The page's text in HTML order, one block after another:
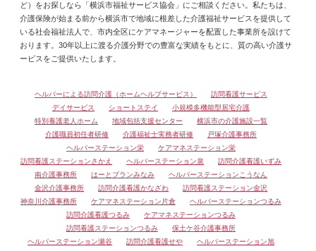
ど）をお探しなら「横浜市福祉サービス協会」にご相談ください。私たちは、
介護保険が始まる前から横浜市で地域に根差した介護福祉サービスを提供して
いる社会福祉法人で、市内全区にケアマネージャーを配置した事業所を設けて
おります。30年以上に渡る介護分野での豊富な実績をもとに、質の高い介護サ
ービスをご提供いたします。
ヘルパーによる訪問介護（ホームヘルプサービス）
訪問看護サービス
デイサービス
ショートステイ
小規模多機能型居宅介護
特別養護老人ホーム
地域包括支援センター
横浜市の介護施設一覧
介護職員初任者研修
介護福祉士実務者研修
戸塚介護事務所
ヘルパーステーション栄
ケアマネステーション栄
訪問看護ステーションさかえ
ヘルパーステーション泉
訪問介護看護いずみ
南介護事務所
はーとプランみなみ
ヘルパーステーションこうなん
金沢介護事務所
訪問介護看護かなざわ
訪問看護ステーション金沢
神奈川介護事務所
ケアマネステーション片倉
ヘルパーステーションつるみ
訪問介護看護つるみ
ケアマネステーションつるみ
訪問看護ステーションつるみ
保土ケ谷介護事務所
ヘルパーステーション瀬谷
訪問介護看護せや
ヘルパーステーション旭